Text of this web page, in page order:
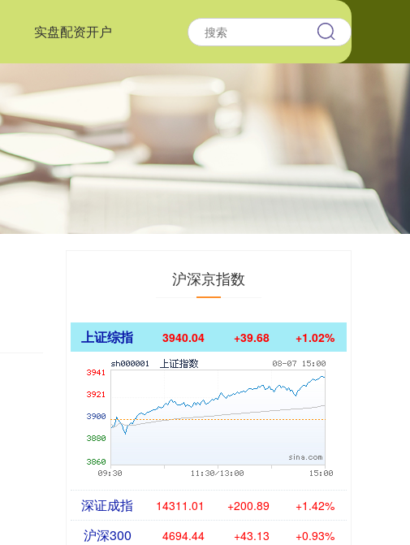
实盘配资开户
沪深京指数
上证综指 3940.04 +39.68 +1.02%
深证成指 14311.01 +200.89 +1.42%
沪深300 4694.44 +43.13 +0.93%